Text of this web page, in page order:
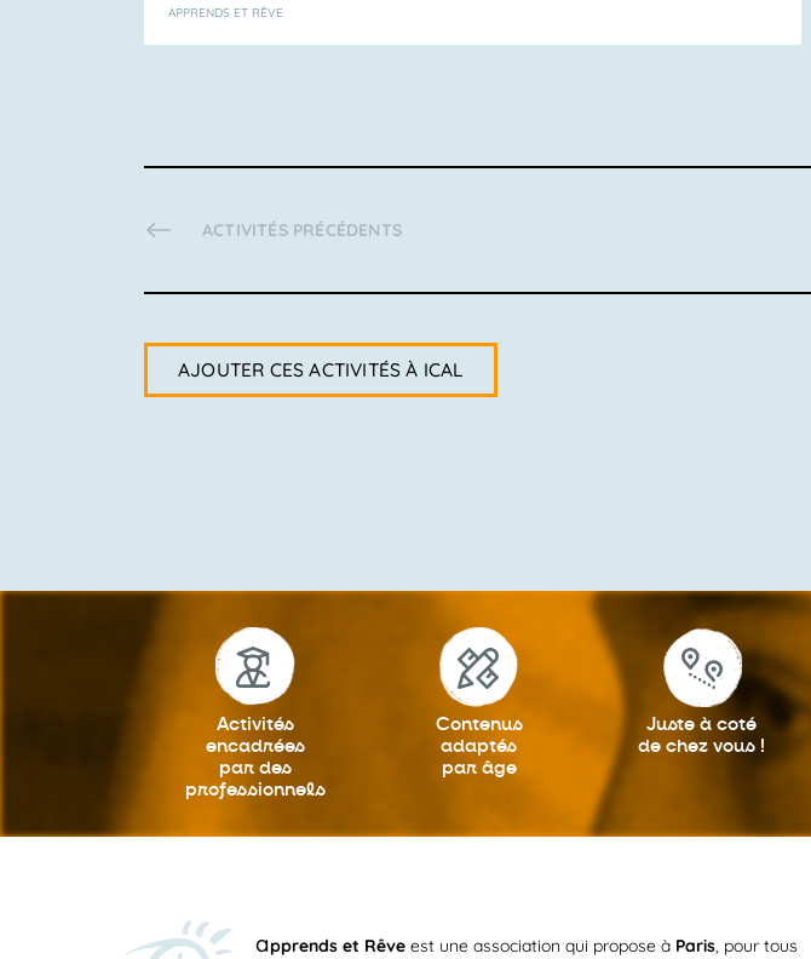
APPRENDS ET RÊVE
ACTIVITÉSPRÉCÉDENTS
AJOUTER CES ACTIVITÉS À ICAL
Activités
encadrées
par des
professionnels
Contenus
adaptés
par âge
Juste à coté
de chez vous !
apprends et Rêve est une association qui propose à Paris , pour tous